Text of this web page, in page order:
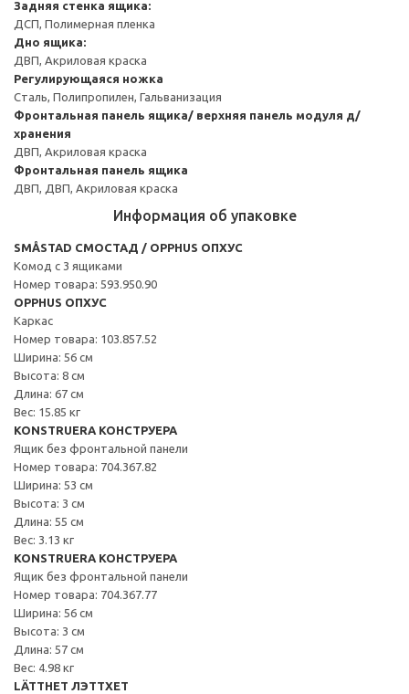
Задняя стенка ящика:
ДСП, Полимерная пленка
Дно ящика:
ДВП, Акриловая краска
Регулирующаяся ножка
Сталь, Полипропилен, Гальванизация
Фронтальная панель ящика/ верхняя панель модуля д/
хранения
ДВП, Акриловая краска
Фронтальная панель ящика
ДВП, ДВП, Акриловая краска
Информация об упаковке
SMÅSTAD СМОСТАД / OPPHUS ОПХУС
Комод с 3 ящиками
Номер товара: 593.950.90
OPPHUS ОПХУС
Каркас
Номер товара: 103.857.52
Ширина: 56 см
Высота: 8 см
Длина: 67 см
Вес: 15.85 кг
KONSTRUERA КОНСТРУЕРА
Ящик без фронтальной панели
Номер товара: 704.367.82
Ширина: 53 см
Высота: 3 см
Длина: 55 см
Вес: 3.13 кг
KONSTRUERA КОНСТРУЕРА
Ящик без фронтальной панели
Номер товара: 704.367.77
Ширина: 56 см
Высота: 3 см
Длина: 57 см
Вес: 4.98 кг
LÄTTHET ЛЭТТХЕТ